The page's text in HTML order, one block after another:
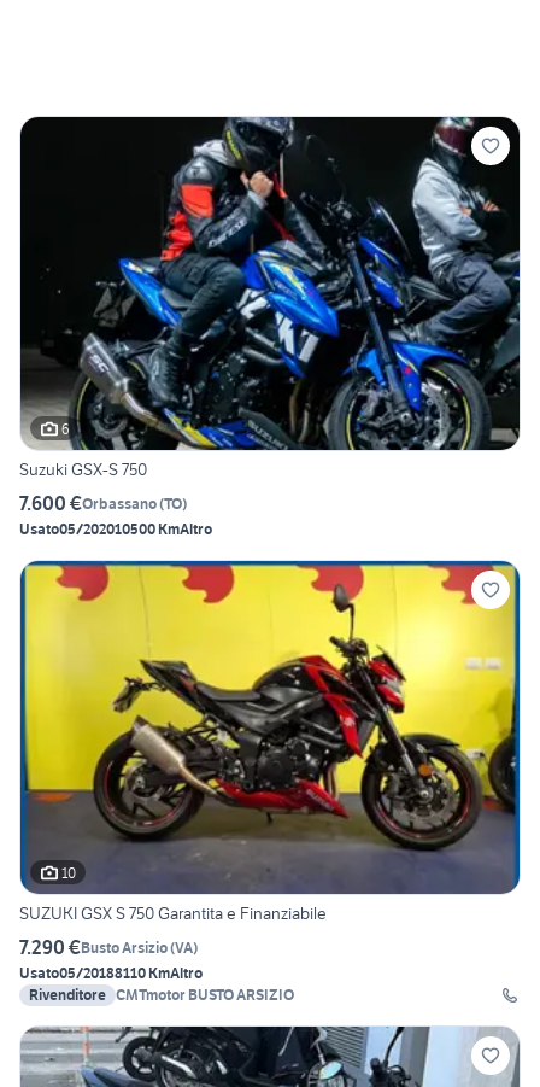
6
Suzuki GSX-S 750
7.600 €Orbassano(TO)
Usato05/202010500 KmAltro
10
SUZUKI GSX S 750 Garantita e Finanziabile
7.290 €Busto Arsizio(VA)
Usato05/20188110 KmAltro
Rivenditore CMTmotor BUSTO ARSIZIO